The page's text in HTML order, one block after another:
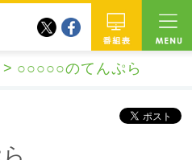
twitterfacebook
○○○○○のてんぷら